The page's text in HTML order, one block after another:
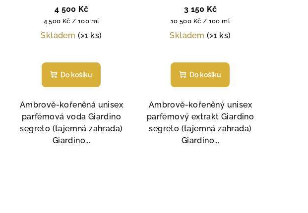
parfémová voda, 100 ml
4 500 Kč
Měrná
cena:
4 500 Kč / 100 ml
Skladem (>1 ks)
Do košíku
Ambrově-kořeněná unisex
parfémová voda Giardino
segreto (tajemná zahrada)
Giardino...
parfémový extrakt, 30 ml
3 150 Kč
Měrná
cena:
10 500 Kč / 100 ml
Skladem (>1 ks)
hodnocení
produktu
je
5,0
z
hvězdiček.
Do košíku
Ambrově-kořeněný unisex
parfémový extrakt Giardino
segreto (tajemná zahrada)
Giardino...